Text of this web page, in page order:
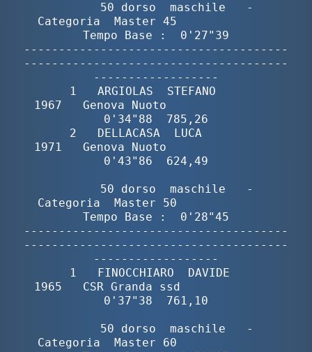
        50 dorso  maschile   -
Categoria  Master 45
Tempo Base :  0'27"39
--------------------------------------
--------------------------------------
------------------
       1   ARGIOLAS  STEFANO
1967   Genova Nuoto
0'34"88  785,26
       2   DELLACASA  LUCA
1971   Genova Nuoto
0'43"86  624,49
        50 dorso  maschile   -
Categoria  Master 50
Tempo Base :  0'28"45
--------------------------------------
--------------------------------------
------------------
       1   FINOCCHIARO  DAVIDE
1965   CSR Granda ssd
0'37"38  761,10
        50 dorso  maschile   -
Categoria  Master 60